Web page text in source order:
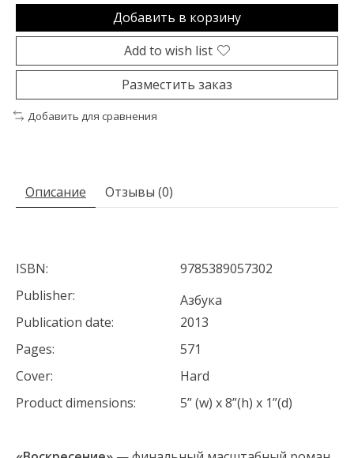
Добавить в корзину
Add to wish list
Разместить заказ
Добавить для сравнения
Описание Отзывы (0)
ISBN:
9785389057302
Publisher:
Азбука
Publication date:
2013
Pages:
571
Cover:
Hard
Product dimensions:
5” (w) x 8”(h) x 1”(d)